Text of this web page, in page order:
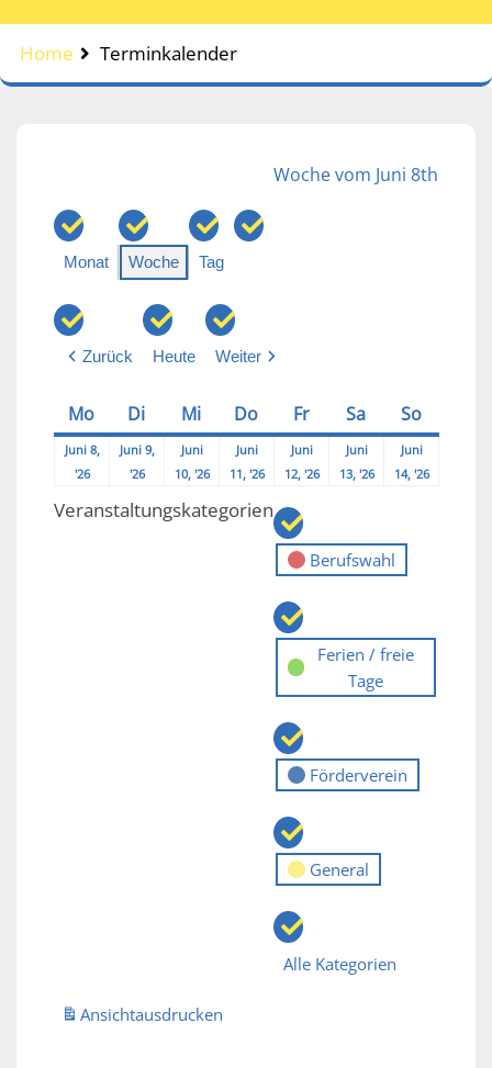
Home Terminkalender
Woche vom Juni 8th
Monat Woche Tag
Zurück Heute Weiter
Mo Montag
Di Dienstag
Mi Mittwoch
Do Donnerstag
FrFreitag
Sa Samstag
SoSonntag
Juni 8,
'262026-
08
Juni 9,
'262026-
09
Juni
10, '262026-
10
Juni
11, '262026-
11
Juni
12, '262026-
Juni
13, '262026-
Juni
14, '262026-
Veranstaltungskategorien
Berufswahl
Ferien / freie
Tage
Förderverein
General
Alle Kategorien
Ansichtausdrucken